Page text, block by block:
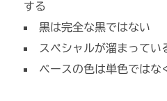
する
黒は完全な黒ではない
スペシャルが溜まってい
ベースの色は単色ではな